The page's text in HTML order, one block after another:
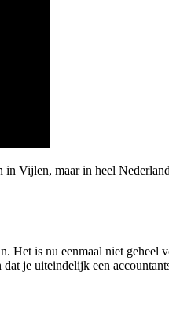
Vijlen, maar in heel
is nu eenmaal niet
je uiteindelijk een